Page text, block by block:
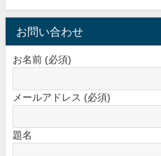
お問い合わせ
お名前 (必須)
メールアドレス (必須)
題名